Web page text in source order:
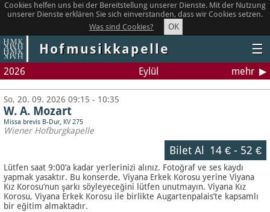
Cookies helfen uns bei der Bereitstellung unserer Dienste. Mit der Nutzung
unserer Dienste erklären Sie sich einverstanden, dass wir Cookies setzen.
Was sind Cookies?
OK
Hofmusikkapelle ☰
2026 Eylül mehr
So, 20. 09. 2026 09:15 - 10:35
W. A. Mozart
Missa brevis B-Dur, KV 275
Wiener Hofburgkapelle
Bilet Al 14 €- 52 €
Lütfen saat 9:00’a kadar yerlerinizi alınız. Fotoğraf ve ses kaydı
yapmak yasaktır. Bu konserde, Viyana Erkek Korosu yerine Viyana
Kız Korosu’nun şarkı söyleyeceğini lütfen unutmayın. Viyana Kız
Korosu, Viyana Erkek Korosu ile birlikte Augartenpalais’te kapsamlı
bir eğitim almaktadır.